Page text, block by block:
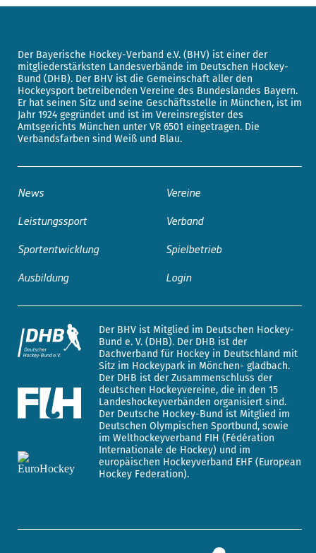
Der Bayerische Hockey-Verband e.V. (BHV) ist einer der
mitgliederstärksten Landesverbände im Deutschen Hockey-
Bund (DHB). Der BHV ist die Gemeinschaft aller den
Hockeysport betreibenden Vereine des Bundeslandes Bayern.
Er hat seinen Sitz und seine Geschäftsstelle in München, ist im
Jahr 1924 gegründet und ist im Vereinsregister des
Amtsgerichts München unter VR 6501 eingetragen. Die
Verbandsfarben sind Weiß und Blau.
News
Leistungssport
Sportentwicklung
Ausbildung
Vereine
Verband
Spielbetrieb
Login
Der BHV ist Mitglied im Deutschen Hockey-
Bund e. V. (DHB). Der DHB ist der
Dachverband für Hockey in Deutschland mit
Sitz im Hockeypark in Mönchen- gladbach.
Der DHB ist der Zusammenschluss der
deutschen Hockeyvereine, die in den 15
Landeshockeyverbänden organisiert sind.
Der Deutsche Hockey-Bund ist Mitglied im
Deutschen Olympischen Sportbund, sowie
im Welthockeyverband FIH (Fédération
Internationale de Hockey) und im
europäischen Hockeyverband EHF (European
Hockey Federation).